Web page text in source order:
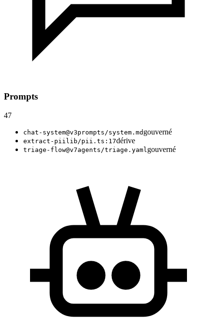
Prompts
47
chat-system@v3prompts/system.md gouverné
extract-pii lib/pii.ts:17dérive
triage-flow@v7agents/triage.yaml gouverné